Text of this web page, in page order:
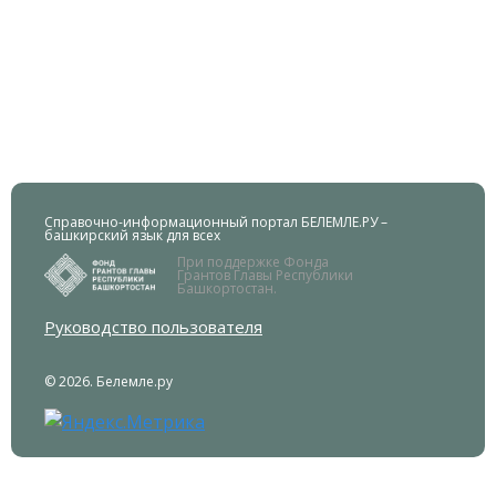
Справочно-информационный портал БЕЛЕМЛЕ.РУ –
башкирский язык для всех
При поддержке Фонда
Грантов Главы Республики
Башкортостан.
Руководство пользователя
© 2026. Белемле.ру